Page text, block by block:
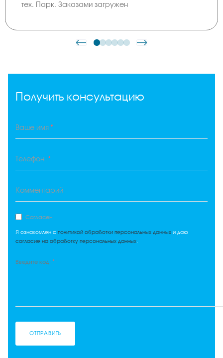
тех. Парк. Заказами загружен
Получить консультацию
Ваше имя *
Телефон *
Комментарий
Согласен
Я ознакомлен с политикой обработки персональных данных и даю
согласие на обработку персональных данных.
Введите код: *
ОТПРАВИТЬ